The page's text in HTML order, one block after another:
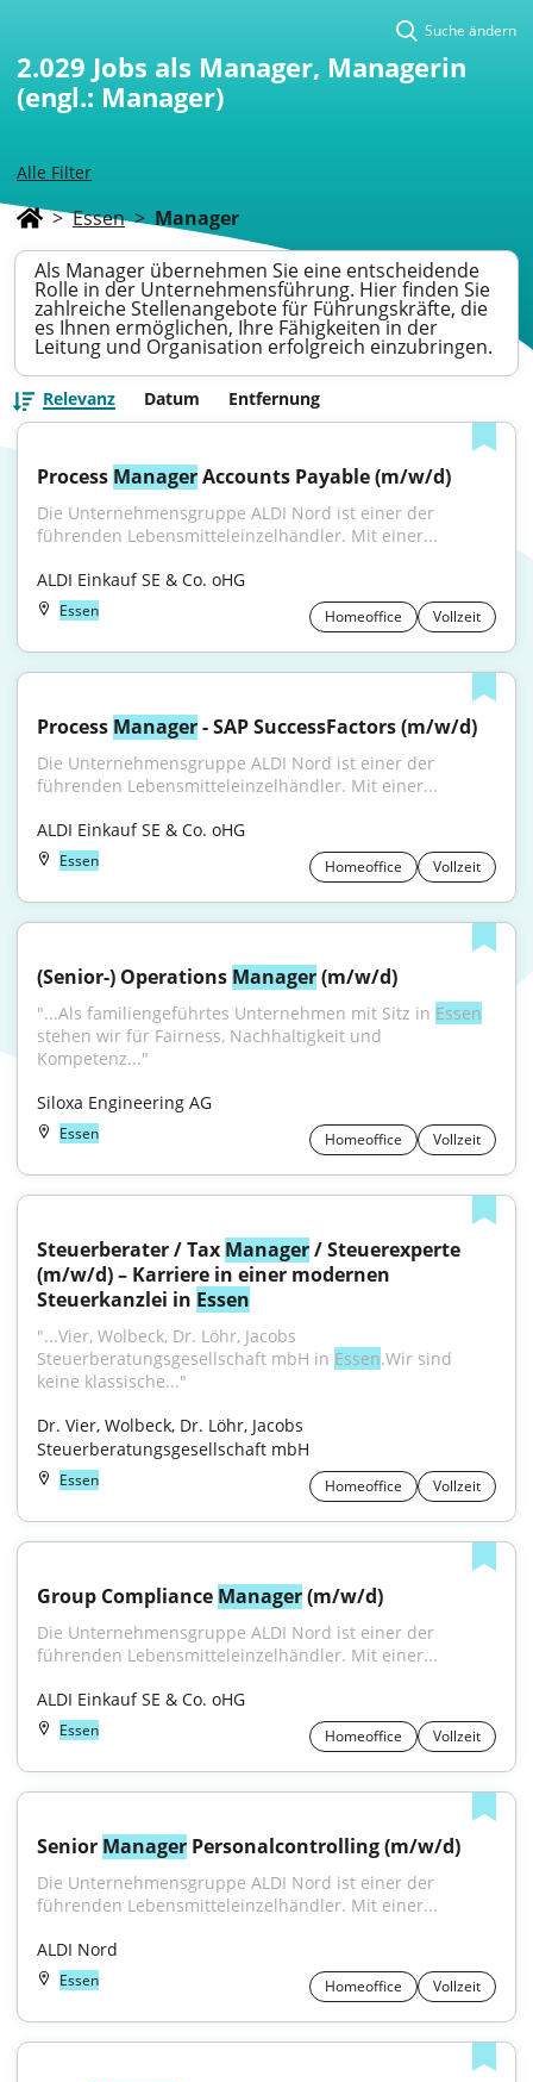
Alle Filter
Suche ändern
2.029 Jobs als Manager, Managerin
(engl.: Manager)
> Essen > Manager
Als Manager übernehmen Sie eine entscheidende
Rolle in der Unternehmensführung. Hier finden Sie
zahlreiche Stellenangebote für Führungskräfte, die
es Ihnen ermöglichen, Ihre Fähigkeiten in der
Leitung und Organisation erfolgreich einzubringen.
Relevanz Datum Entfernung
Process Manager Accounts Payable (m/w/d)
Die Unternehmensgruppe ALDI Nord ist einer der
führenden Lebensmitteleinzelhändler. Mit einer...
ALDI Einkauf SE & Co. oHG
Essen Homeoffice Vollzeit
Process Manager - SAP SuccessFactors (m/w/d)
Die Unternehmensgruppe ALDI Nord ist einer der
führenden Lebensmitteleinzelhändler. Mit einer...
ALDI Einkauf SE & Co. oHG
Essen Homeoffice Vollzeit
(Senior-) Operations Manager (m/w/d)
"...Als familiengeführtes Unternehmen mit Sitz in Essen
stehen wir für Fairness, Nachhaltigkeit und
Kompetenz..."
Siloxa Engineering AG
Essen Homeoffice Vollzeit
Steuerberater / Tax Manager / Steuerexperte
(m/w/d) – Karriere in einer modernen
Steuerkanzlei in Essen
"...Vier, Wolbeck, Dr. Löhr, Jacobs
Steuerberatungsgesellschaft mbH in Essen.Wir sind
keine klassische..."
Dr. Vier, Wolbeck, Dr. Löhr, Jacobs
Steuerberatungsgesellschaft mbH
Essen Homeoffice Vollzeit
Group Compliance Manager (m/w/d)
Die Unternehmensgruppe ALDI Nord ist einer der
führenden Lebensmitteleinzelhändler. Mit einer...
ALDI Einkauf SE & Co. oHG
Essen Homeoffice Vollzeit
Senior Manager Personalcontrolling (m/w/d)
Die Unternehmensgruppe ALDI Nord ist einer der
führenden Lebensmitteleinzelhändler. Mit einer...
ALDI Nord
Essen Homeoffice Vollzeit